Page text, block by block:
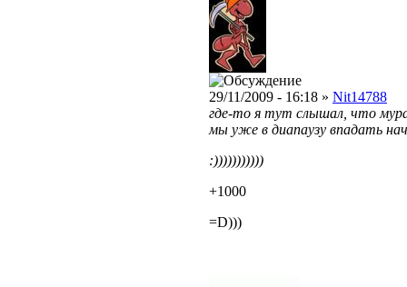
29/11/2009 - 16:18 » Nit14788
где-то я тут слышал, что
мы уже в диапаузу впадать
:)))))))))))
+1000
=D)))